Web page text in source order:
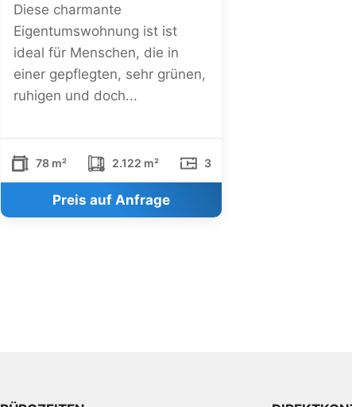
Diese charmante
Eigentumswohnung ist ist
ideal für Menschen, die in
einer gepflegten, sehr grünen,
ruhigen und doch...
78 m² 2.122 m² 3
Preis auf Anfrage